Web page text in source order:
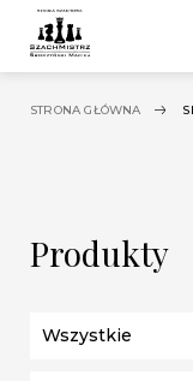
STRONA GŁÓWNA
Produkty
Wszystkie